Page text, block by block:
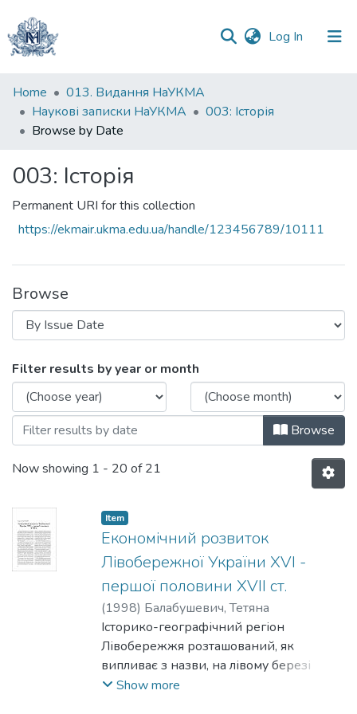
Log In (current)
Communities
&
Collections
Home
013. Видання НаУКМА
Наукові записки НаУКМА
003: Історія
Browse by Date
003: Історія
Permanent URI for this collection
https://ekmair.ukma.edu.ua/handle/123456789/10111
Browse
Browsing 003: Історія by Issue Date
Filter results by year or month
Browse
Now showing 1 - 20 of 21
Item
Економічний розвиток
Лівобережної України XVI -
першої половини XVII ст.
(1998) Балабушевич, Тетяна
Історико-географічний регіон
Лівобережжя розташований, як
випливає з назви, на лівому березі
Дніпра. За сучасним адміністративно-
Show more